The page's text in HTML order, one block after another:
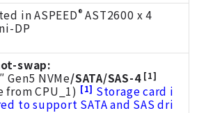
in ASPEED® AST2600 x 4
DP
swap:
Gen5 NVMe/SATA/SAS-4 [1]
from CPU_1) [1] Storage card i
to support SATA and SAS dri